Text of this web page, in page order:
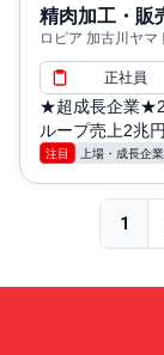
精肉加工・販
ロピア 加古川ヤ
正社員
★超成長企業
ループ売上2兆
注目 上場・成長企業
1